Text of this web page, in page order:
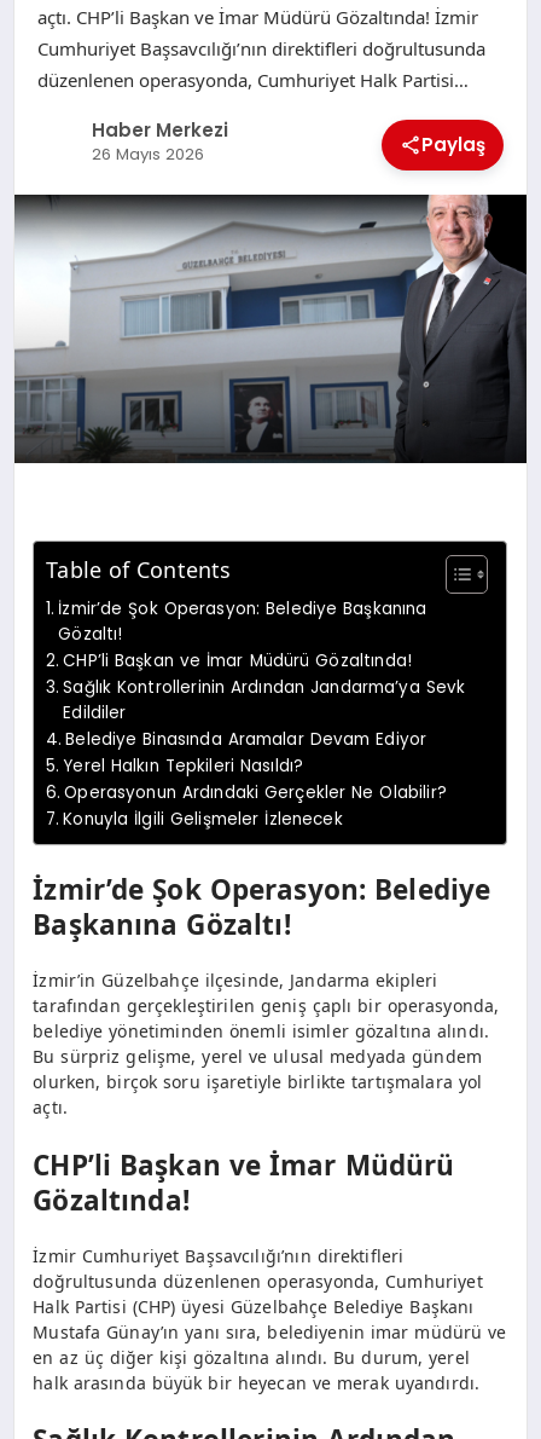
açtı. CHP’li Başkan ve İmar Müdürü Gözaltında! İzmir
Cumhuriyet Başsavcılığı’nın direktifleri doğrultusunda
düzenlenen operasyonda, Cumhuriyet Halk Partisi…
Haber Merkezi
26 Mayıs 2026 Paylaş
Table of Contents
İzmir’de Şok Operasyon: Belediye Başkanına
Gözaltı!
CHP’li Başkan ve İmar Müdürü Gözaltında!
Sağlık Kontrollerinin Ardından Jandarma’ya Sevk
Edildiler
Belediye Binasında Aramalar Devam Ediyor
Yerel Halkın Tepkileri Nasıldı?
Operasyonun Ardındaki Gerçekler Ne Olabilir?
Konuyla İlgili Gelişmeler İzlenecek
İzmir’de Şok Operasyon: Belediye
Başkanına Gözaltı!
İzmir’in Güzelbahçe ilçesinde, Jandarma ekipleri
tarafından gerçekleştirilen geniş çaplı bir operasyonda,
belediye yönetiminden önemli isimler gözaltına alındı.
Bu sürpriz gelişme, yerel ve ulusal medyada gündem
olurken, birçok soru işaretiyle birlikte tartışmalara yol
açtı.
CHP’li Başkan ve İmar Müdürü
Gözaltında!
İzmir Cumhuriyet Başsavcılığı’nın direktifleri
doğrultusunda düzenlenen operasyonda, Cumhuriyet
Halk Partisi (CHP) üyesi Güzelbahçe Belediye Başkanı
Mustafa Günay’ın yanı sıra, belediyenin imar müdürü ve
en az üç diğer kişi gözaltına alındı. Bu durum, yerel
halk arasında büyük bir heyecan ve merak uyandırdı.